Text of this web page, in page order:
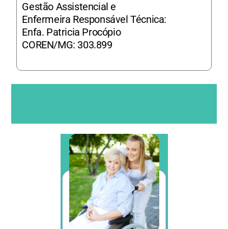
Gestão Assistencial e
Enfermeira Responsável Técnica:
Enfa. Patricia Procópio
COREN/MG: 303.899